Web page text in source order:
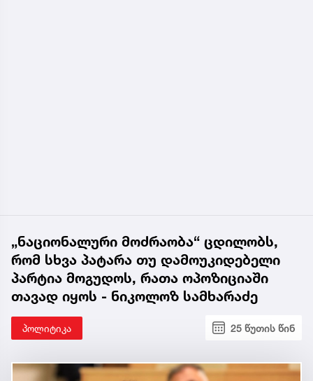
„ნაციონალური მოძრაობა“ ცდილობს,
რომ სხვა პატარა თუ დამოუკიდებელი
პარტია მოგუდოს, რათა ოპოზიციაში
თავად იყოს - ნიკოლოზ სამხარაძე
პოლიტიკა 25 წუთის წინ